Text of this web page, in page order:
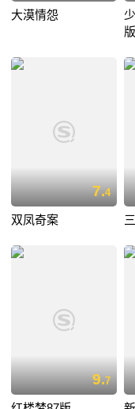
大漠情怨
版
7.4
双凤奇案
9.7